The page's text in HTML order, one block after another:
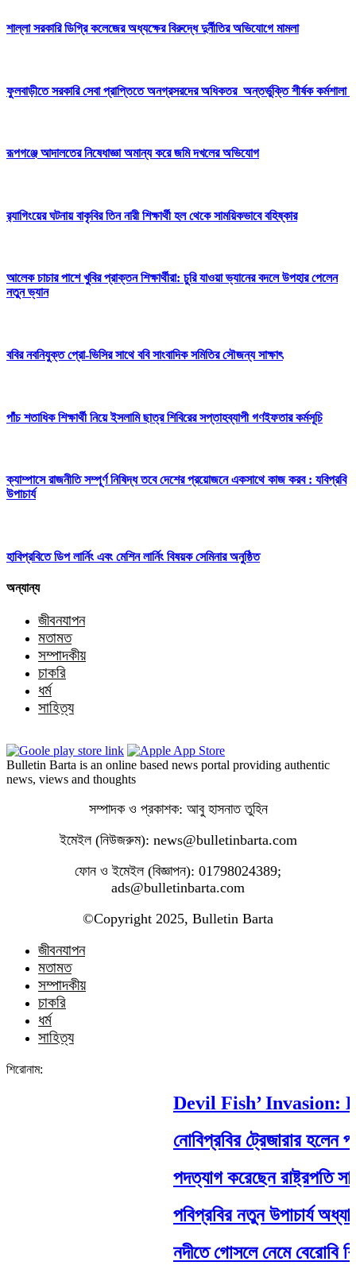
শাল্লা সরকারি ডিগ্রি কলেজের অধ্যক্ষের বিরুদ্ধে দুর্নীতির অভিযোগে মামলা
ফুলবাড়ীতে সরকারি সেবা প্রাপ্তিতে অনগ্রসরদের অধিকতর অন্তর্ভুক্তি শীর্ষক কর্মশালা
রূপগঞ্জে আদালতের নিষেধাজ্ঞা অমান্য করে জমি দখলের অভিযোগ
র‍্যাগিংয়ের ঘটনায় বাকৃবির তিন নারী শিক্ষার্থী হল থেকে সাময়িকভাবে বহিষ্কার
আলেক চাচার পাশে খুবির প্রাক্তন শিক্ষার্থীরা: চুরি যাওয়া ভ্যানের বদলে উপহার পেলেন
নতুন ভ্যান
ববির নবনিযুক্ত প্রো-ভিসির সাথে ববি সাংবাদিক সমিতির সৌজন্য সাক্ষাৎ
পাঁচ শতাধিক শিক্ষার্থী নিয়ে ইসলামি ছাত্র শিবিরের সপ্তাহব্যাপী গণইফতার কর্মসূচি
ক্যাম্পাসে রাজনীতি সম্পূর্ণ নিষিদ্ধ তবে দেশের প্রয়োজনে একসাথে কাজ করব : যবিপ্রবি
উপাচার্য
হাবিপ্রবিতে ডিপ লার্নিং এবং মেশিন লার্নিং বিষয়ক সেমিনার অনুষ্ঠিত
অন্যান্য
জীবনযাপন
মতামত
সম্পাদকীয়
চাকরি
ধর্ম
সাহিত্য
Bulletin Barta is an online based news portal providing authentic
news, views and thoughts
সম্পাদক ও প্রকাশক: আবু হাসনাত তুহিন
ইমেইল (নিউজরুম): news@bulletinbarta.com
ফোন ও ইমেইল (বিজ্ঞাপন): 01798024389;
ads@bulletinbarta.com
©️Copyright 2025, Bulletin Barta
জীবনযাপন
মতামত
সম্পাদকীয়
চাকরি
ধর্ম
সাহিত্য
শিরোনাম:
Devil Fish’ Invasion:
নোবিপ্রবির ট্রেজারার হলেন
পদত্যাগ করেছেন রাষ্ট্রপতি
পবিপ্রবির নতুন উপাচার্য
নদীতে গোসলে নেমে বেরোবি